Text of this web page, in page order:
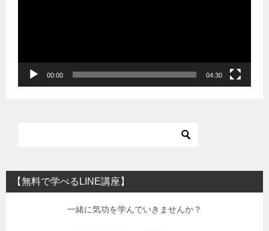
00:00 04:30
【無料で学べるLINE講座】
一緒に気功を学んでいきませんか？